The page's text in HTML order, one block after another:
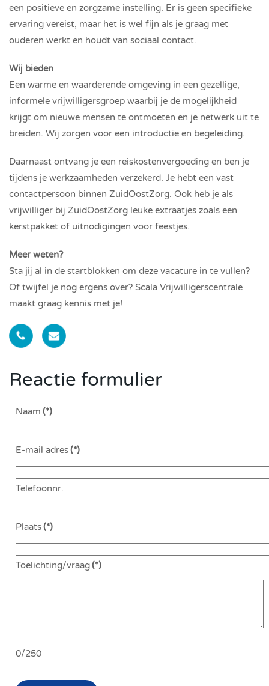
een positieve en zorgzame instelling. Er is geen specifieke
ervaring vereist, maar het is wel fijn als je graag met
ouderen werkt en houdt van sociaal contact.
Wij bieden
Een warme en waarderende omgeving in een gezellige,
informele vrijwilligersgroep waarbij je de mogelijkheid
krijgt om nieuwe mensen te ontmoeten en je netwerk uit te
breiden. Wij zorgen voor een introductie en begeleiding.
Daarnaast ontvang je een reiskostenvergoeding en ben je
tijdens je werkzaamheden verzekerd. Je hebt een vast
contactpersoon binnen ZuidOostZorg. Ook heb je als
vrijwilliger bij ZuidOostZorg leuke extraatjes zoals een
kerstpakket of uitnodigingen voor feestjes.
Meer weten?
Sta jij al in de startblokken om deze vacature in te vullen?
Of twijfel je nog ergens over? Scala Vrijwilligerscentrale
maakt graag kennis met je!
Reactie formulier
Naam (*)
E-mail adres(*)
Telefoonnr.
Plaats(*)
Toelichting/vraag(*)
0/250